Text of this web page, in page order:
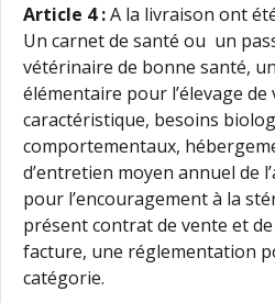
Article 4 :A la livraison ont
Un carnet de santé ou un
vétérinaire de bonne santé,
élémentaire pour l’élevage
caractéristique, besoins
comportementaux,
d’entretien moyen annuel de
pour l’encouragement à la
présent contrat de vente et
facture, une réglementation
catégorie.